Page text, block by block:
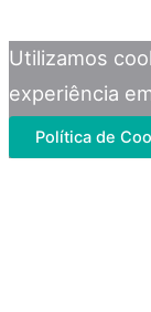
Utilizamos
experiência
Política de